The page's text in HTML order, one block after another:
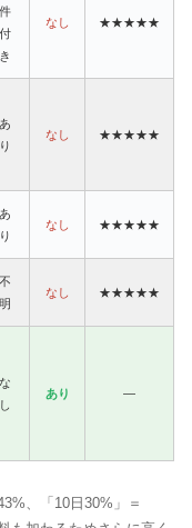
件
付
き
なし ★★★★★
あ
り
なし ★★★★★
あ
り
なし ★★★★★
不
明
なし ★★★★★
な
し
あり —
、「10日30%」＝